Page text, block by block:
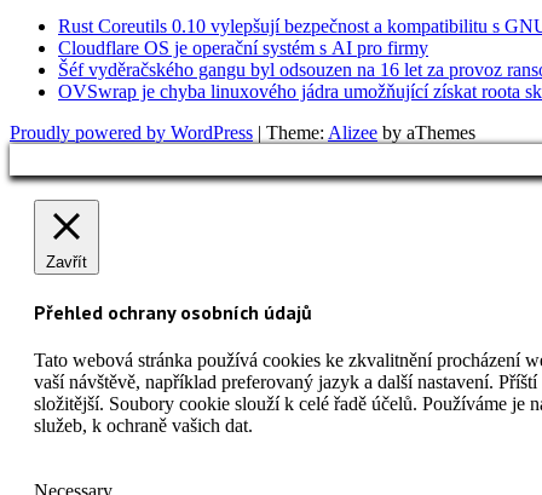
Rust Coreutils 0.10 vylepšují bezpečnost a kompatibilitu s
Cloudflare OS je operační systém s AI pro firmy
Šéf vyděračského gangu byl odsouzen na 16 let za provoz
OVSwrap je chyba linuxového jádra umožňující získat roota
Proudly powered by WordPress | Theme: Alizee by aThemes
Zavřít
Přehled ochrany osobních údajů
Tato webová stránka používá cookies ke zkvalitnění procházení
vaší návštěvě, například preferovaný jazyk a další nastavení.
složitější. Soubory cookie slouží k celé řadě účelů. Používáme je
služeb, k ochraně vašich dat.